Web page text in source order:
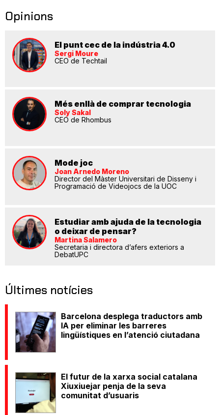
Opinions
El punt cec de la indústria 4.0
Sergi Moure
CEO de Techtail
Més enllà de comprar tecnologia
Soly Sakal
CEO de Rhombus
Mode joc
Joan Arnedo Moreno
Director del Màster Universitari de Disseny i
Programació de Videojocs de la UOC
Estudiar amb ajuda de la tecnologia
o deixar de pensar?
Martina Salamero
Secretaria i directora d’afers exteriors a
DebatUPC
Últimes notícies
Barcelona desplega traductors amb
IA per eliminar les barreres
lingüístiques en l’atenció ciutadana
El futur de la xarxa social catalana
Xiuxiuejar penja de la seva
comunitat d’usuaris